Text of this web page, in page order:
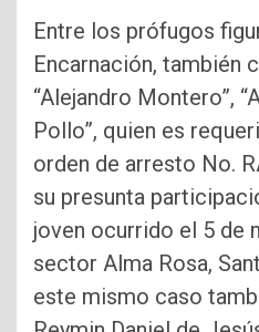
Entre los prófugos
Encarnación, también
“Alejandro Montero”,
Pollo”, quien es
orden de arresto No.
su presunta
joven ocurrido el 5 de
sector Alma Rosa,
este mismo caso